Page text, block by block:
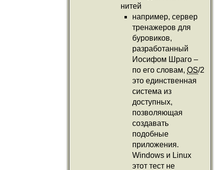
нитей
например, сервер
тренажеров для
буровиков,
разработанный
Иосифом Шраго –
по его словам, OS/2
это единственная
система из
доступных,
позволяющая
создавать
подобные
приложения.
Windows и Linux
этот тест не